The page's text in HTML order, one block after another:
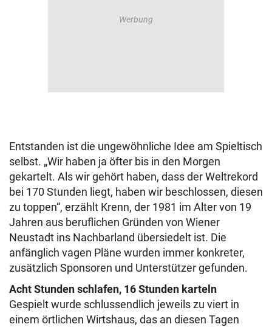
Entstanden ist die ungewöhnliche Idee am Spieltisch
selbst. „Wir haben ja öfter bis in den Morgen
gekartelt. Als wir gehört haben, dass der Weltrekord
bei 170 Stunden liegt, haben wir beschlossen, diesen
zu toppen“, erzählt Krenn, der 1981 im Alter von 19
Jahren aus beruflichen Gründen von Wiener
Neustadt ins Nachbarland übersiedelt ist. Die
anfänglich vagen Pläne wurden immer konkreter,
zusätzlich Sponsoren und Unterstützer gefunden.
Acht Stunden schlafen, 16 Stunden karteln
Gespielt wurde schlussendlich jeweils zu viert in
einem örtlichen Wirtshaus, das an diesen Tagen